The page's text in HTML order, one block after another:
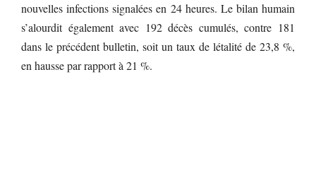
nouvelles infections signalées en 24 heures. Le bilan humain
s’alourdit également avec 192 décès cumulés, contre 181
dans le précédent bulletin, soit un taux de létalité de 23,8 %,
en hausse par rapport à 21 %.